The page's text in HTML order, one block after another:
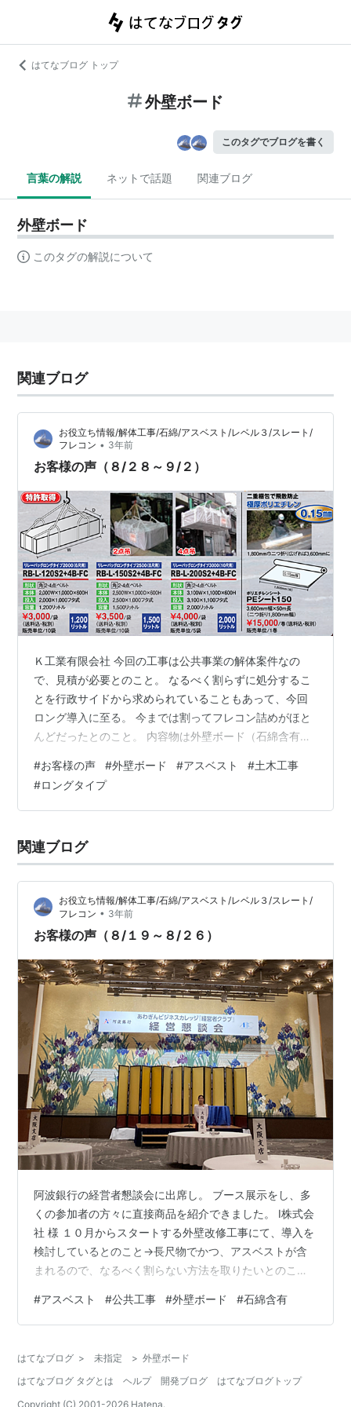
はてなブログ トップ
外壁ボード
このタグでブログを書く
言葉の解説 ネットで話題 関連ブログ
外壁ボード
このタグの解説について
関連ブログ
お役立ち情報/解体工事/石綿/アスベスト/レベル３/スレート/
フレコン • 3年前
お客様の声（８/２８～９/２）
Ｋ工業有限会社 今回の工事は公共事業の解体案件なの
で、見積が必要とのこと。 なるべく割らずに処分するこ
とを行政サイドから求められていることもあって、今回
ロング導入に至る。 今までは割ってフレコン詰めがほと
んどだったとのこと。 内容物は外壁ボード（石綿含有）
の持ち込みは一重梱包でＯＫ。 アスベストの取り扱いも
厳しくなってきたのは把握している。 「割ったりしたら
いけないんですよね」と仰っていた。 その上でロングを
ａｈｏｏ!で購入しようか、と考えているとのこと。 販売
手数料などの兼ね合いで直接購入…
#お客様の声 #外壁ボード #アスベスト #土木工事
#ロングタイプ
関連ブログ
お役立ち情報/解体工事/石綿/アスベスト/レベル３/スレート/
フレコン • 3年前
お客様の声（８/１９～８/２６）
阿波銀行の経営者懇談会に出席し。 ブース展示をし、多
くの参加者の方々に直接商品を紹介できました。 I株式会
社 様 １０月からスタートする外壁改修工事にて、導入を
検討しているとのこと→長尺物でかつ、アスベストが含
まれるので、なるべく割らない方法を取りたいとのこ
て、物理的に多少の切断はやむを得ないとの認識あり。
今までは破砕してフレコン詰め。 とりあえずロング１０
Ｈ工業株式会社 様 初めての注文（100S2B-DCL-A・PE
内袋150）。 今回、公共工事の建物改修工事にて出てく
るアスベスト含有の…
#アスベスト #公共工事 #外壁ボード #石綿含有
はてなブログ > 未指定 > 外壁ボード
はてなブログ タグとは
ヘルプ 開発ブログ
はてなブログトップ
Copyright (C) 2001-2026 Hatena.